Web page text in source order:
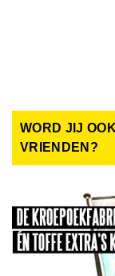
WORD JIJ
VRIENDEN?